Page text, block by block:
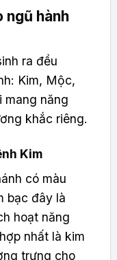
ngũ hành
ra đều
Kim, Mộc,
mang năng
khắc riêng.
Kim
có màu
bạc đây là
hoạt năng
nhất là kim
trưng cho